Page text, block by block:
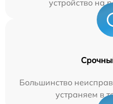
устройство на
Большинство
устраняем в